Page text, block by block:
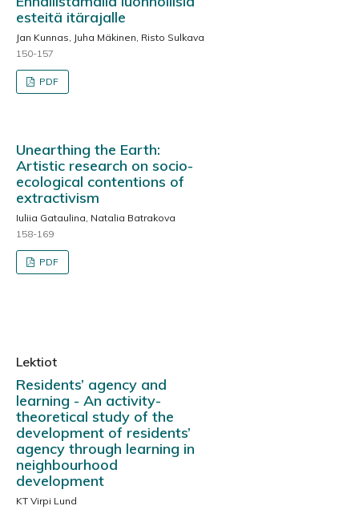
esteitä itärajalle
Jan Kunnas, Juha Mäkinen, Risto Sulkava
150-157
PDF
Unearthing the Earth:
Artistic research on socio-
ecological contentions of
extractivism
Iuliia Gataulina, Natalia Batrakova
158-169
PDF
Lektiot
Residents’ agency and
learning - An activity-
theoretical study of the
development of residents’
agency through learning in
neighbourhood
development
KT Virpi Lund